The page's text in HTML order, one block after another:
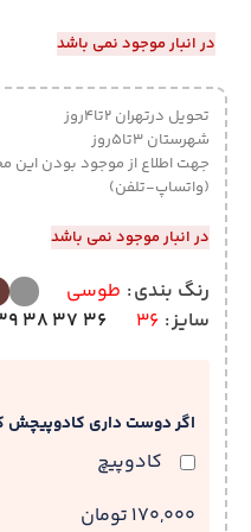
در انبار موجود نمی باشد
تحویل درتهران 2تا4روز
شهرستان 3تا5روز
جهت اطلاع از موجود بودن این
(واتساپ-تلفن)
در انبار موجود نمی باشد
رنگ بندی طوسی
سایز 36
36
37
38
اگر دوست داری کادوپیچش
کادوپیچ
170,000 تومان